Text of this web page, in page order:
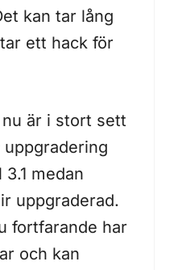
kan tar lång
ett hack för
är i stort sett
medan
uppgraderad.
fortfarande har
och kan